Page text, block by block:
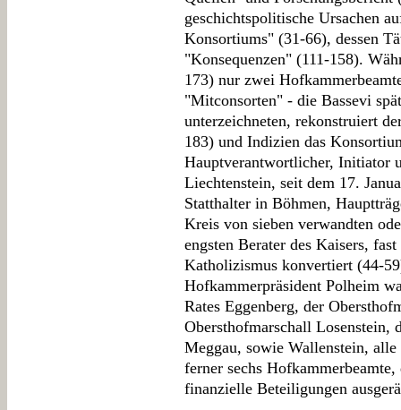
geschichtspolitische Ursachen
Konsortiums" (31-66), dessen
"Konsequenzen" (111-158).
173) nur zwei
"Mitconsorten" - die Bassevi
unterzeichneten, rekonstruiert
183) und Indizien das
Hauptverantwortlicher, Initiator
Liechtenstein, seit dem 17.
Statthalter in Böhmen,
Kreis von sieben verwandten
engsten Berater des Kaisers,
Katholizismus konvertiert (44-
Hofkammerpräsident Polheim
Rates Eggenberg, der
Obersthofmarschall Losenstein,
Meggau, sowie Wallenstein,
ferner sechs
finanzielle Beteiligungen